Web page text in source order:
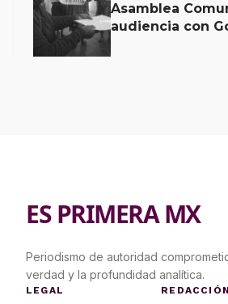
Asamblea
audiencia con
ES PRIMERA MX
Periodismo de autoridad
verdad y la profundidad analítica.
LEGAL REDACCIÓN